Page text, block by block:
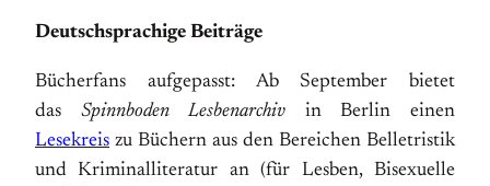
Deutschsprachige Beiträge
Bücherfans aufgepasst: Ab September bietet
das Spinnboden Lesbenarchiv in Berlin einen
Lesekreis zu Büchern aus den Bereichen Belletristik
und Kriminalliteratur an (für Lesben, Bisexuelle